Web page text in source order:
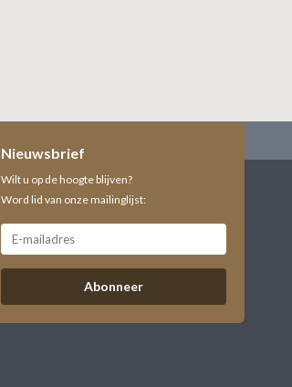
Nieuwsbrief
Wilt u op de hoogte blijven?
Word lid van onze mailinglijst:
Abonneer